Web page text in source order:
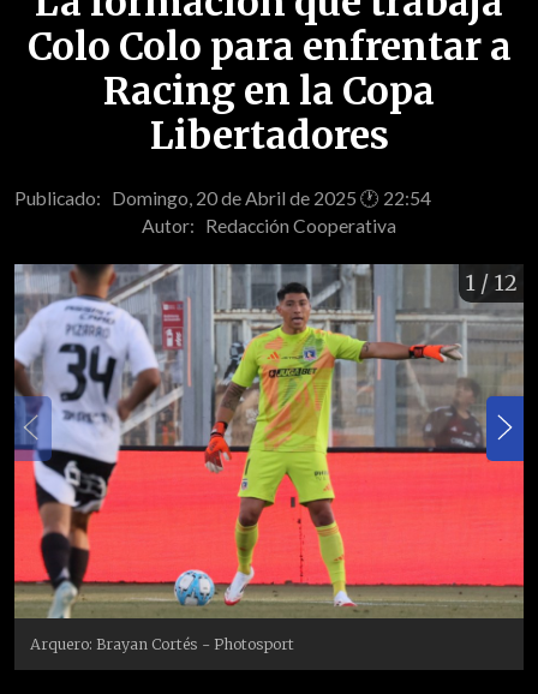
Colo Colo para enfrentar a
Racing en la Copa
Libertadores
Publicado: Domingo, 20 de Abril de 2025 🕐 22:54
Autor: Redacción Cooperativa
1 / 12
Arquero: Brayan Cortés - Photosport